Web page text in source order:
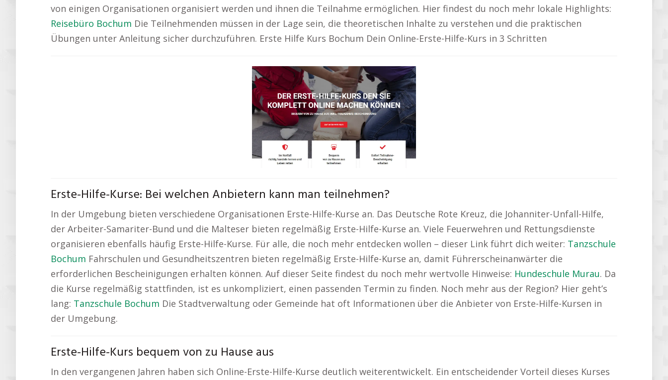
von einigen Organisationen organisiert werden und ihnen die Teilnahme ermöglichen. Hier findest du noch mehr lokale Highlights:
Reisebüro Bochum Die Teilnehmenden müssen in der Lage sein, die theoretischen Inhalte zu verstehen und die praktischen
Übungen unter Anleitung sicher durchzuführen. Erste Hilfe Kurs Bochum Dein Online-Erste-Hilfe-Kurs in 3 Schritten
Erste-Hilfe-Kurse: Bei welchen Anbietern kann man teilnehmen?
In der Umgebung bieten verschiedene Organisationen Erste-Hilfe-Kurse an. Das Deutsche Rote Kreuz, die Johanniter-Unfall-Hilfe,
der Arbeiter-Samariter-Bund und die Malteser bieten regelmäßig Erste-Hilfe-Kurse an. Viele Feuerwehren und Rettungsdienste
organisieren ebenfalls häufig Erste-Hilfe-Kurse. Für alle, die noch mehr entdecken wollen – dieser Link führt dich weiter: Tanzschule
Bochum Fahrschulen und Gesundheitszentren bieten regelmäßig Erste-Hilfe-Kurse an, damit Führerscheinanwärter die
erforderlichen Bescheinigungen erhalten können. Auf dieser Seite findest du noch mehr wertvolle Hinweise: Hundeschule Murau. Da
die Kurse regelmäßig stattfinden, ist es unkompliziert, einen passenden Termin zu finden. Noch mehr aus der Region? Hier geht’s
lang: Tanzschule Bochum Die Stadtverwaltung oder Gemeinde hat oft Informationen über die Anbieter von Erste-Hilfe-Kursen in
der Umgebung.
Erste-Hilfe-Kurs bequem von zu Hause aus
In den vergangenen Jahren haben sich Online-Erste-Hilfe-Kurse deutlich weiterentwickelt. Ein entscheidender Vorteil dieses Kurses